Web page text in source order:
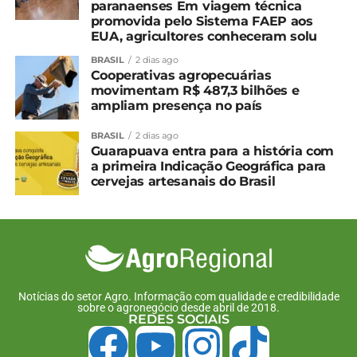
NÃO PERCA
Guarapuava: ampliação de saneamento em
distritos é tema de reunião
paranaenses Em viagem técnica
promovida pelo Sistema FAEP aos
EUA, agricultores conheceram solu
BRASIL 2 dias ago
Cooperativas agropecuárias
movimentam R$ 487,3 bilhões e
ampliam presença no país
BRASIL 2 dias ago
Guarapuava entra para a história com
a primeira Indicação Geográfica para
cervejas artesanais do Brasil
Notícias do setor Agro. Informação com qualidade e credibilidade
sobre o agronegócio desde abril de 2018.
REDES SOCIAIS